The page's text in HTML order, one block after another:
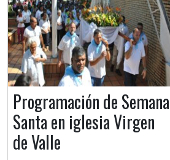
Programación de Semana
Santa en iglesia Virgen
de Valle